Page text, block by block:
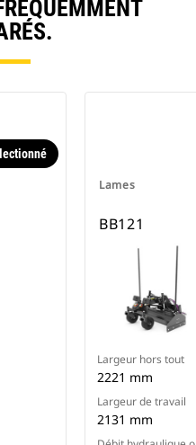
Lames
BB121
Largeur hors tout
2221 mm
Largeur de travail
2131 mm